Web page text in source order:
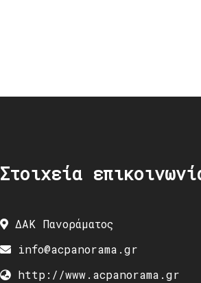
Στοιχεία
ΔΑΚ Πανοράματος
info@acpanorama.gr
http://www.acpanorama.gr